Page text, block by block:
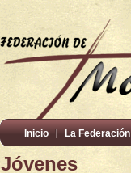
Inicio La Federación
Jóvenes